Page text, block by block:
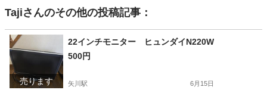
Tajiさんのその他の投稿記事：
売ります
22インチモニター ヒュンダイN220W
500円
矢川駅 6月15日